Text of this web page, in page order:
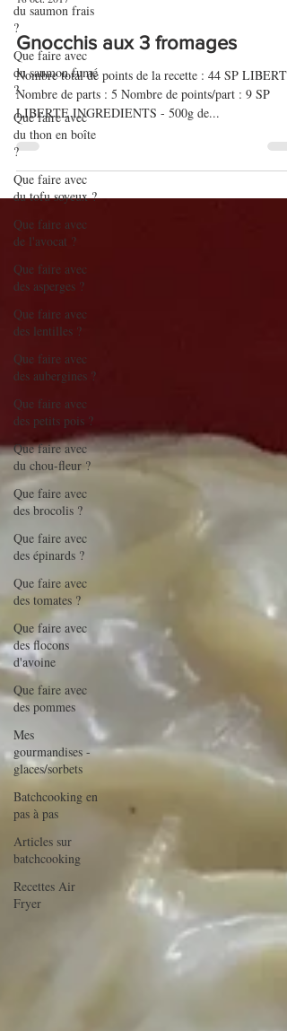
du saumon frais
?
Que faire avec
du saumon fumé
?
Que faire avec
du thon en boîte
?
Que faire avec
du tofu soyeux ?
Que faire avec
de l'avocat ?
Que faire avec
des asperges ?
Que faire avec
des lentilles ?
Que faire avec
des aubergines ?
Que faire avec
des petits pois ?
Que faire avec
du chou-fleur ?
Que faire avec
des brocolis ?
Que faire avec
des épinards ?
Que faire avec
des tomates ?
Que faire avec
des flocons
d'avoine
Que faire avec
des pommes
Mes
gourmandises -
glaces/sorbets
Batchcooking en
pas à pas
Articles sur
batchcooking
Recettes Air
Fryer
18 oct. 2017
Gnocchis aux 3 fromages
Nombre total de points de la recette : 44 SP LIBERTE
Nombre de parts : 5 Nombre de points/part : 9 SP
LIBERTE INGREDIENTS - 500g de...